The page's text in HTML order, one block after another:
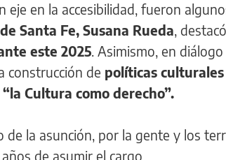
eje en la accesibilidad, fueron
Santa Fe, Susana Rueda,
este 2025. Asimismo, en diálogo
construcción de políticas culturales
“la Cultura como derecho”.
la asunción, por la gente y los
de asumir el cargo